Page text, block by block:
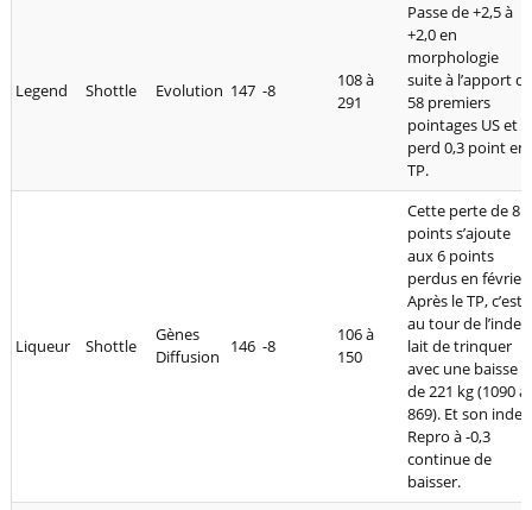
Legend Shottle Evolution 147 -8
108 à
291
Passe de +2,5 à
+2,0 en
morphologie
suite à l’apport de
58 premiers
pointages US et
perd 0,3 point en
TP.
Liqueur Shottle
Gènes
Diffusion
146 -8
106 à
150
Cette perte de 8
points s’ajoute
aux 6 points
perdus en février.
Après le TP, c’est
au tour de l’index
lait de trinquer
avec une baisse
de 221 kg (1090 à
869). Et son index
Repro à -0,3
continue de
baisser.